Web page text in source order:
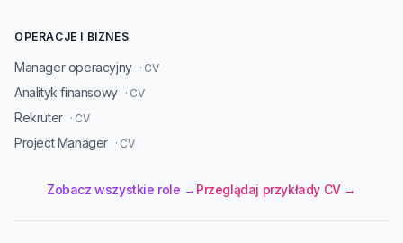
OPERACJE I BIZNES
Manager operacyjny · CV
Analityk finansowy · CV
Rekruter · CV
Project Manager · CV
Zobacz wszystkie role → Przeglądaj przykłady CV →